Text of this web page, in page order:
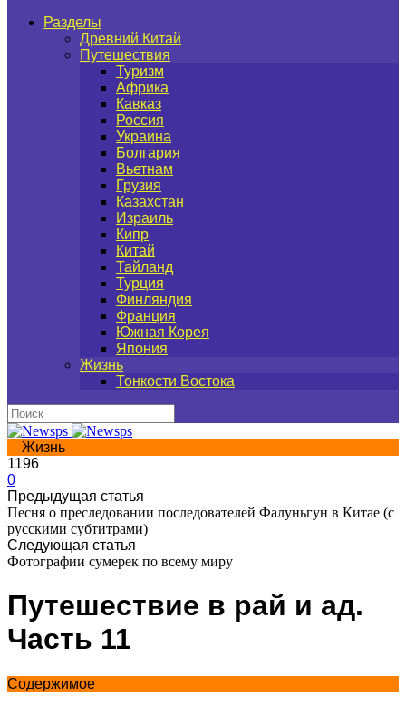
Разделы
Древний Китай
Путешествия
Туризм
Африка
Кавказ
Россия
Украина
Болгария
Вьетнам
Грузия
Казахстан
Израиль
Кипр
Китай
Тайланд
Турция
Финляндия
Франция
Южная Корея
Япония
Жизнь
Тонкости Востока
Жизнь
1196
0
Предыдущая статья
Песня о преследовании последователей Фалуньгун в Китае (с
русскими субтитрами)
Следующая статья
Фотографии сумерек по всему миру
Путешествие в рай и ад.
Часть 11
Содержимое